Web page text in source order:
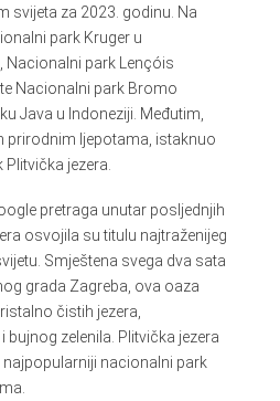
svijeta za 2023. godinu. Na
park Kruger u
Nacionalni park Lençóis
Nacionalni park Bromo
Java u Indoneziji. Međutim,
prirodnim ljepotama, istaknuo
jezera.
pretraga unutar posljednjih
osvojila su titulu najtraženijeg
Smještena svega dva sata
grada Zagreba, ova oaza
čistih jezera,
zelenila. Plitvička jezera
nacionalni park